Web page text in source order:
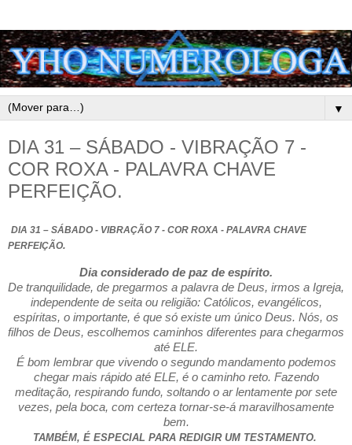
▼
DIA 31 – SÁBADO - VIBRAÇÃO 7 -
COR ROXA - PALAVRA CHAVE
PERFEIÇÃO.
DIA 31 – SÁBADO - VIBRAÇÃO 7 - COR ROXA - PALAVRA CHAVE
PERFEIÇÃO.
Dia considerado de paz de espírito.
De tranquilidade, de pregarmos a palavra de Deus, irmos a Igreja,
independente de seita ou religião: Católicos, evangélicos,
espíritas, o importante, é que só existe um único Deus. Nós, os
filhos de Deus, escolhemos caminhos diferentes para chegarmos
até ELE.
É bom lembrar que vivendo o segundo mandamento podemos
chegar mais rápido até ELE, é o caminho reto. Fazendo
meditação, respirando fundo, soltando o ar lentamente por sete
vezes, pela boca, com certeza tornar-se-á maravilhosamente
bem.
TAMBÉM, É ESPECIAL PARA REDIGIR UM TESTAMENTO.